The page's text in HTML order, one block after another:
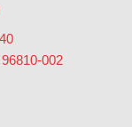
96810-002